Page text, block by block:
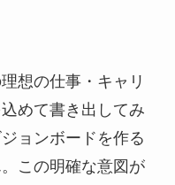
想の仕事・キャリ
めて書き出してみ
ョンボードを作る
この明確な意図が